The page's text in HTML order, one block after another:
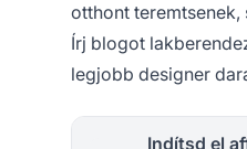
otthont teremtsenek,
Írj blogot
legjobb designer
Indítsd el